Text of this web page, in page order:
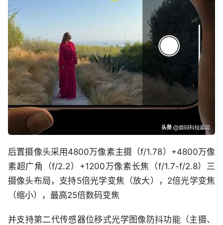
后置摄像头采用4800万像素主摄（f/1.78）+4800万像
素超广角（f/2.2）+1200万像素长焦（f/1.7-f/2.8）三
摄像头布局，支持5倍光学变焦（放大），2倍光学变焦
（缩小），最高25倍数码变焦
并支持第二代传感器位移式光学图像防抖功能（主摄、